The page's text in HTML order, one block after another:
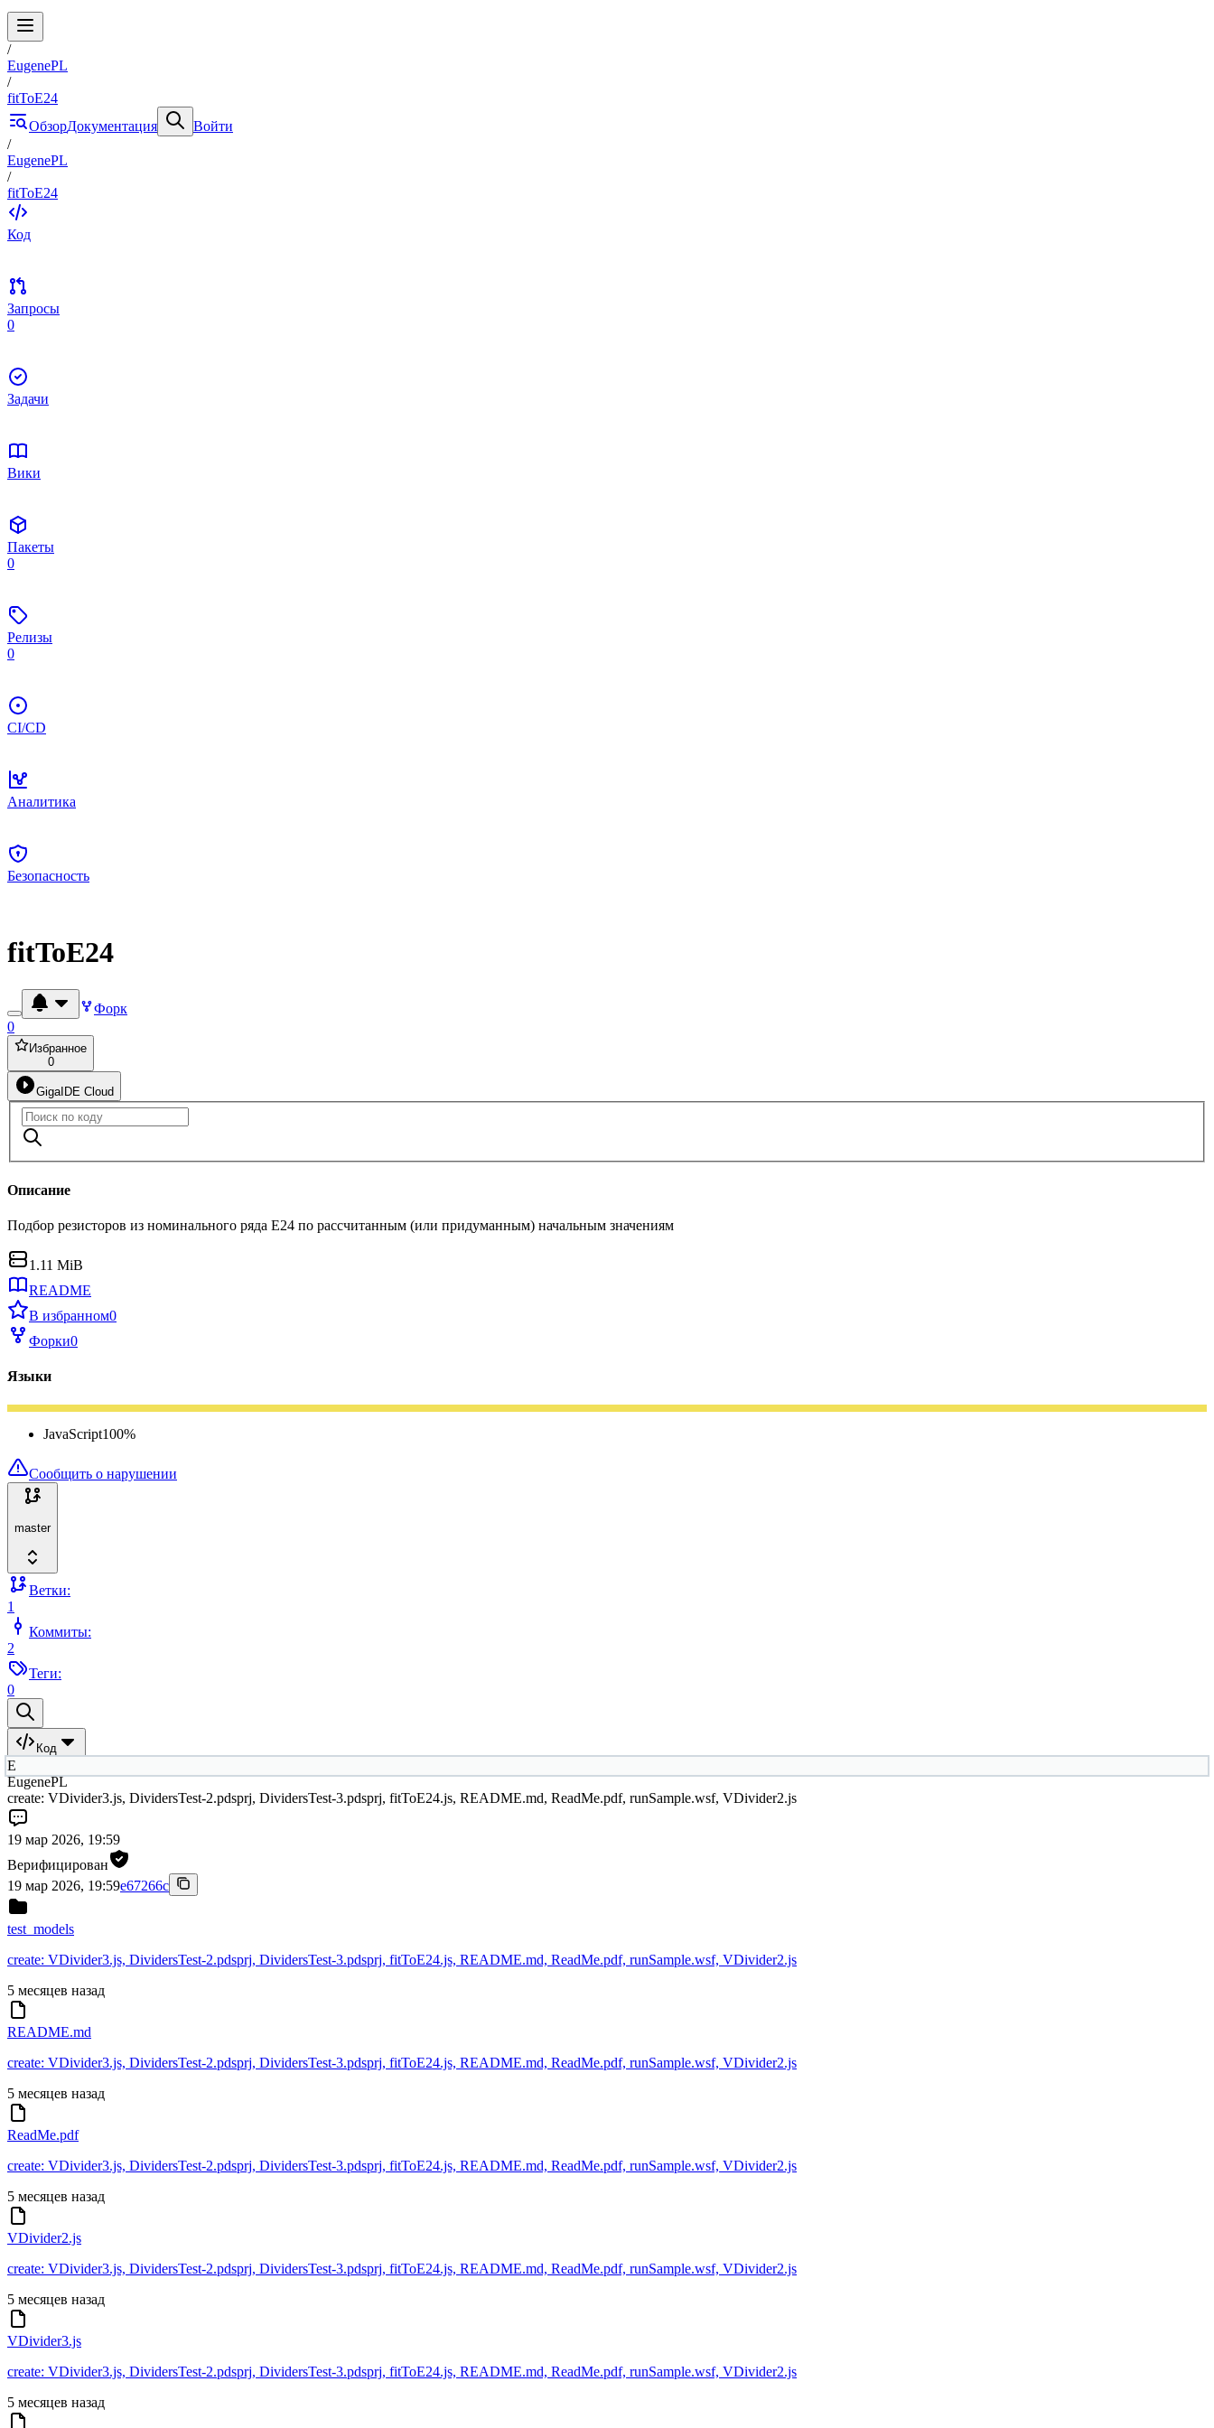
/
EugenePL
/
fitToE24
ОбзорДокументация
Войти
/
EugenePL
/
fitToE24
Код
Запросы
0
Задачи
Вики
Пакеты
0
Релизы
0
CI/CD
Аналитика
Безопасность
fitToE24
Форк
0
Избранное
0
GigaIDE Cloud
Описание
Подбор резисторов из номинального ряда Е24 по рассчитанным (или придуманным) начальным значениям
1.11 MiB
README
В избранном0
Форки0
Языки
JavaScript100%
Сообщить о нарушении
master
Ветки:
1
Коммиты:
2
Теги:
0
Код
E
EugenePL
create: VDivider3.js, DividersTest-2.pdsprj, DividersTest-3.pdsprj, fitToE24.js, README.md, ReadMe.pdf, runSample.wsf, VDivider2.js
19 мар 2026, 19:59
Верифицирован
19 мар 2026, 19:59e67266c
test_models
create: VDivider3.js, DividersTest-2.pdsprj, DividersTest-3.pdsprj, fitToE24.js, README.md, ReadMe.pdf, runSample.wsf, VDivider2.js
5 месяцев назад
README.md
create: VDivider3.js, DividersTest-2.pdsprj, DividersTest-3.pdsprj, fitToE24.js, README.md, ReadMe.pdf, runSample.wsf, VDivider2.js
5 месяцев назад
ReadMe.pdf
create: VDivider3.js, DividersTest-2.pdsprj, DividersTest-3.pdsprj, fitToE24.js, README.md, ReadMe.pdf, runSample.wsf, VDivider2.js
5 месяцев назад
VDivider2.js
create: VDivider3.js, DividersTest-2.pdsprj, DividersTest-3.pdsprj, fitToE24.js, README.md, ReadMe.pdf, runSample.wsf, VDivider2.js
5 месяцев назад
VDivider3.js
create: VDivider3.js, DividersTest-2.pdsprj, DividersTest-3.pdsprj, fitToE24.js, README.md, ReadMe.pdf, runSample.wsf, VDivider2.js
5 месяцев назад